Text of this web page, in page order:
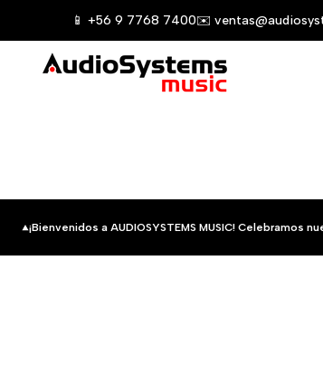
📱 +56 9 7768 7400✉️
¡Bienvenidos a AUDIOSYSTEMS MUSIC! Celebramos